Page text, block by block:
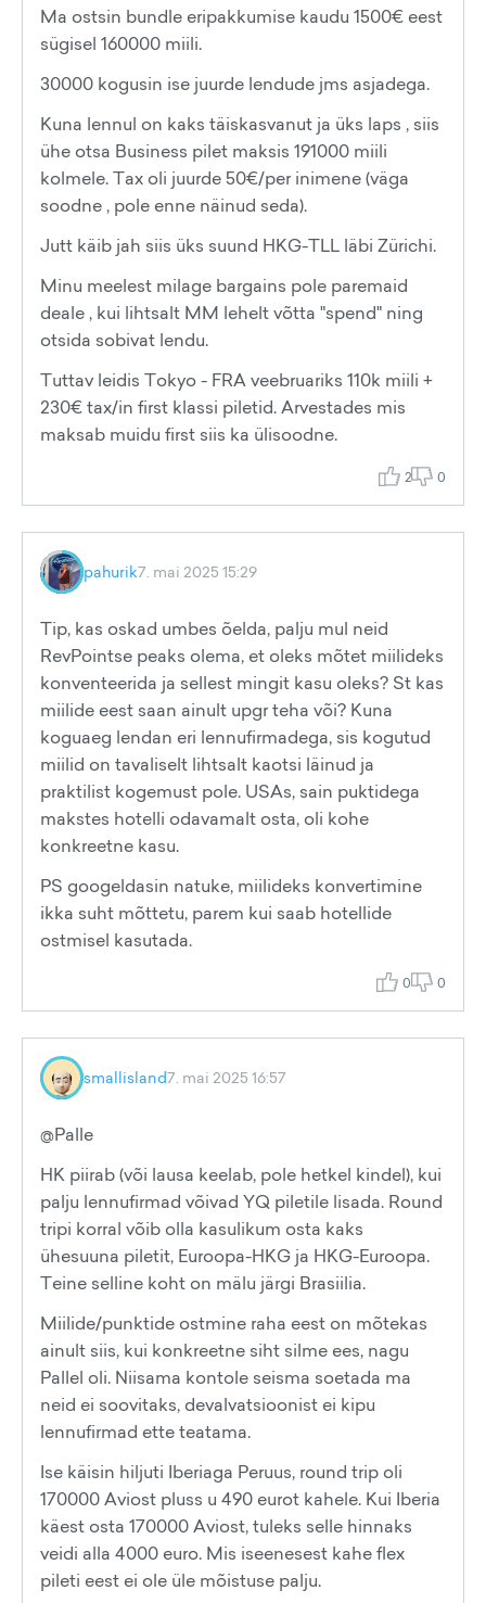
Ma ostsin bundle eripakkumise kaudu 1500€ eest
sügisel 160000 miili.
30000 kogusin ise juurde lendude jms asjadega.
Kuna lennul on kaks täiskasvanut ja üks laps , siis
ühe otsa Business pilet maksis 191000 miili
kolmele. Tax oli juurde 50€/per inimene (väga
soodne , pole enne näinud seda).
Jutt käib jah siis üks suund HKG-TLL läbi Zürichi.
Minu meelest milage bargains pole paremaid
deale , kui lihtsalt MM lehelt võtta "spend" ning
otsida sobivat lendu.
Tuttav leidis Tokyo - FRA veebruariks 110k miili +
230€ tax/in first klassi piletid. Arvestades mis
maksab muidu first siis ka ülisoodne.
2 0
pahurik7. mai 2025 15:29
Tip, kas oskad umbes õelda, palju mul neid
RevPointse peaks olema, et oleks mõtet miilideks
konventeerida ja sellest mingit kasu oleks? St kas
miilide eest saan ainult upgr teha või? Kuna
koguaeg lendan eri lennufirmadega, sis kogutud
miilid on tavaliselt lihtsalt kaotsi läinud ja
praktilist kogemust pole. USAs, sain puktidega
makstes hotelli odavamalt osta, oli kohe
konkreetne kasu.
PS googeldasin natuke, miilideks konvertimine
ikka suht mõttetu, parem kui saab hotellide
ostmisel kasutada.
0 0
smallisland7. mai 2025 16:57
@Palle
HK piirab (või lausa keelab, pole hetkel kindel), kui
palju lennufirmad võivad YQ piletile lisada. Round
tripi korral võib olla kasulikum osta kaks
ühesuuna piletit, Euroopa-HKG ja HKG-Euroopa.
Teine selline koht on mälu järgi Brasiilia.
Miilide/punktide ostmine raha eest on mõtekas
ainult siis, kui konkreetne siht silme ees, nagu
Pallel oli. Niisama kontole seisma soetada ma
neid ei soovitaks, devalvatsioonist ei kipu
lennufirmad ette teatama.
Ise käisin hiljuti Iberiaga Peruus, round trip oli
170000 Aviost pluss u 490 eurot kahele. Kui Iberia
käest osta 170000 Aviost, tuleks selle hinnaks
veidi alla 4000 euro. Mis iseenesest kahe flex
pileti eest ei ole üle mõistuse palju.